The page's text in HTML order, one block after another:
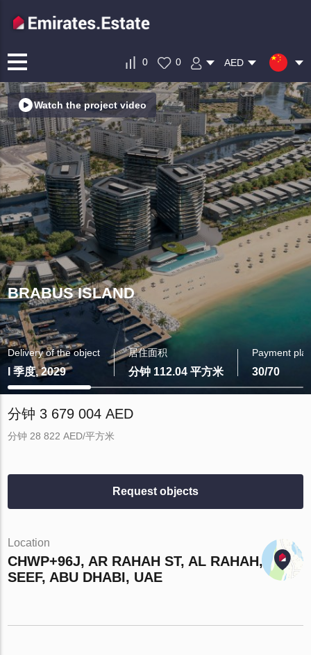
0 0 AED
Watch the project video
BRABUS ISLAND
Delivery of the object
I 季度, 2029
居住面积
分钟 112.04 平方米
Payment
30/70
分钟 3 679 004 AED
分钟 28 822 AED/平方米
Request objects
Location
CHWP+96J, AR RAHAH ST, AL RAHAH, AL
SEEF, ABU DHABI, UAE